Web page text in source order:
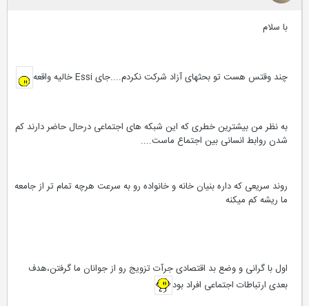
با سلام
چند وقتس هست تو بحثهای آزاد شرکت نکردم....جای Essi خالیه واقعه
به نظر من بیشترین خطری که این شبکه های اجتماعی درحال حاضر دارند کم
شدن روابط انسانی بین اجتماع ماست....
روند سریعی که داره بنیان خانه و خانواده رو به سرعت هرچه تمام تر از جامعه
ما ریشه کم میکنه
اول با گرانی و وضع بد اقتصادی جرآت تزویج رو از جوانان ما گرفتن،هدف
بعدی ارتباطات اجتماعی افراد بود